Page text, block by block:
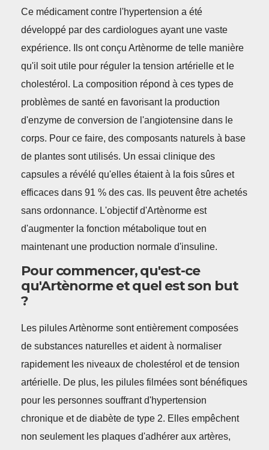
Ce médicament contre l'hypertension a été
développé par des cardiologues ayant une vaste
expérience. Ils ont conçu Artènorme de telle manière
qu'il soit utile pour réguler la tension artérielle et le
cholestérol. La composition répond à ces types de
problèmes de santé en favorisant la production
d'enzyme de conversion de l'angiotensine dans le
corps. Pour ce faire, des composants naturels à base
de plantes sont utilisés. Un essai clinique des
capsules a révélé qu'elles étaient à la fois sûres et
efficaces dans 91 % des cas. Ils peuvent être achetés
sans ordonnance. L'objectif d'Artènorme est
d'augmenter la fonction métabolique tout en
maintenant une production normale d'insuline.
Pour commencer, qu'est-ce
qu'Artènorme et quel est son but
?
Les pilules Artènorme sont entièrement composées
de substances naturelles et aident à normaliser
rapidement les niveaux de cholestérol et de tension
artérielle. De plus, les pilules filmées sont bénéfiques
pour les personnes souffrant d'hypertension
chronique et de diabète de type 2. Elles empêchent
non seulement les plaques d'adhérer aux artères,